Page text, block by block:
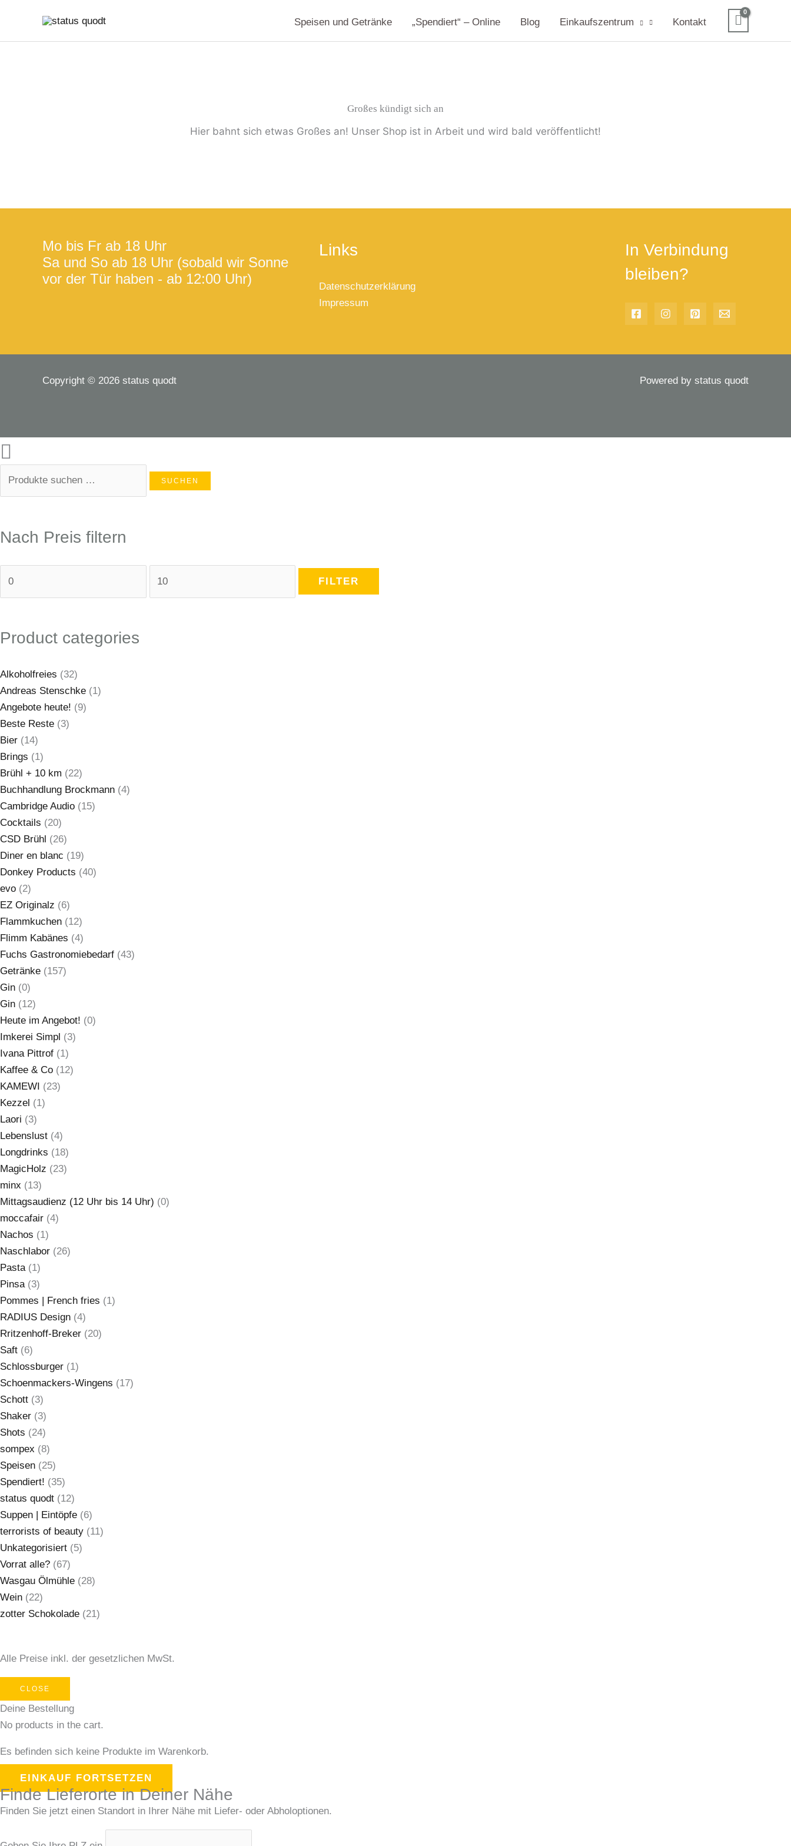
springen
Speisen und Getränke „Spendiert“ – Online Blog Einkaufszentrum Kontakt
Großes kündigt sich an
Hier bahnt sich etwas Großes an! Unser Shop ist in Arbeit und wird bald veröffentlicht!
Mo bis Fr ab 18 Uhr
Sa und So ab 18 Uhr (sobald wir Sonne
vor der Tür haben - ab 12:00 Uhr)
Links
Datenschutzerklärung
Impressum
In Verbindung
bleiben?
Copyright © 2026 status quodt Powered by status quodt
SUCHEN
Nach Preis filtern
FILTER
Product categories
Alkoholfreies (32)
Andreas Stenschke (1)
Angebote heute! (9)
Beste Reste (3)
Bier (14)
Brings (1)
Brühl + 10 km (22)
Buchhandlung Brockmann (4)
Cambridge Audio (15)
Cocktails (20)
CSD Brühl (26)
Diner en blanc (19)
Donkey Products (40)
evo (2)
EZ Originalz (6)
Flammkuchen (12)
Flimm Kabänes (4)
Fuchs Gastronomiebedarf (43)
Getränke (157)
Gin (0)
Gin (12)
Heute im Angebot! (0)
Imkerei Simpl (3)
Ivana Pittrof (1)
Kaffee & Co (12)
KAMEWI (23)
Kezzel (1)
Laori (3)
Lebenslust (4)
Longdrinks (18)
MagicHolz (23)
minx (13)
Mittagsaudienz (12 Uhr bis 14 Uhr) (0)
moccafair (4)
Nachos (1)
Naschlabor (26)
Pasta (1)
Pinsa (3)
Pommes | French fries (1)
RADIUS Design (4)
Rritzenhoff-Breker (20)
Saft (6)
Schlossburger (1)
Schoenmackers-Wingens (17)
Schott (3)
Shaker (3)
Shots (24)
sompex (8)
Speisen (25)
Spendiert! (35)
status quodt (12)
Suppen | Eintöpfe (6)
terrorists of beauty (11)
Unkategorisiert (5)
Vorrat alle? (67)
Wasgau Ölmühle (28)
Wein (22)
zotter Schokolade (21)
Alle Preise inkl. der gesetzlichen MwSt.
CLOSE
Deine Bestellung
No products in the cart.
Es befinden sich keine Produkte im Warenkorb.
EINKAUF FORTSETZEN
Finde Lieferorte in Deiner Nähe
Finden Sie jetzt einen Standort in Ihrer Nähe mit Liefer- oder Abholoptionen.